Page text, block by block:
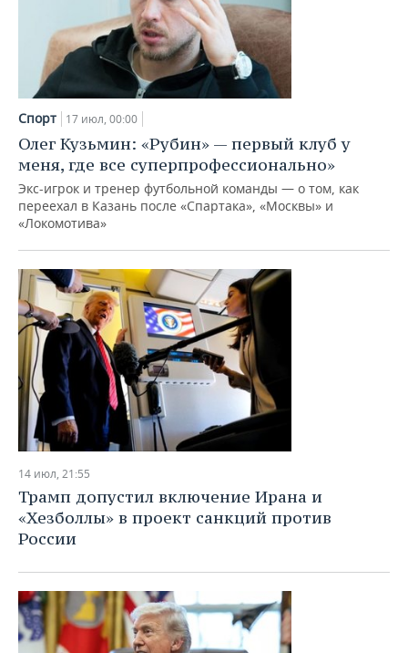
Спорт 17 июл, 00:00
Олег Кузьмин: «Рубин» — первый клуб у
меня, где все суперпрофессионально»
Экс-игрок и тренер футбольной команды — о том, как
переехал в Казань после «Спартака», «Москвы» и
«Локомотива»
14 июл, 21:55
Трамп допустил включение Ирана и
«Хезболлы» в проект санкций против
России